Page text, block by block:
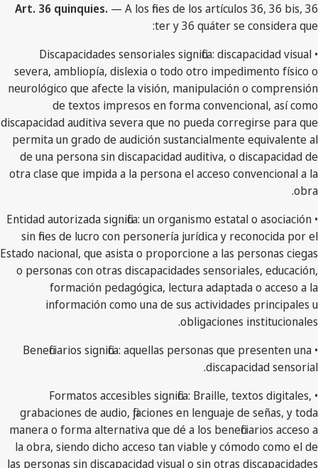
Art. 36 quinquies. — A los fines de los artículos 36, 36 bis, 36
ter y 36 quáter se considera que:
• Discapacidades sensoriales significa: discapacidad visual
severa, ambliopía, dislexia o todo otro impedimento físico o
neurológico que afecte la visión, manipulación o comprensión
de textos impresos en forma convencional, así como
discapacidad auditiva severa que no pueda corregirse para que
permita un grado de audición sustancialmente equivalente al
de una persona sin discapacidad auditiva, o discapacidad de
otra clase que impida a la persona el acceso convencional a la
obra.
• Entidad autorizada significa: un organismo estatal o asociación
sin fines de lucro con personería jurídica y reconocida por el
Estado nacional, que asista o proporcione a las personas ciegas
o personas con otras discapacidades sensoriales, educación,
formación pedagógica, lectura adaptada o acceso a la
información como una de sus actividades principales u
obligaciones institucionales.
• Beneficiarios significa: aquellas personas que presenten una
discapacidad sensorial.
• Formatos accesibles significa: Braille, textos digitales,
grabaciones de audio, fijaciones en lenguaje de señas, y toda
manera o forma alternativa que dé a los beneficiarios acceso a
la obra, siendo dicho acceso tan viable y cómodo como el de
las personas sin discapacidad visual o sin otras discapacidades